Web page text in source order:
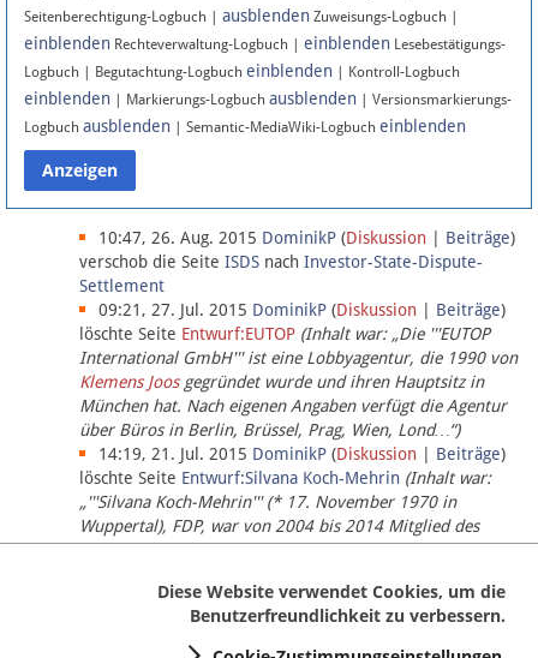
Instagram
Anmelden
Datenschutz
Über Lobbypedia
Impressum
Seitenberechtigung-Logbuch | ausblenden Zuweisungs-Logbuch |
einblenden Rechteverwaltung-Logbuch | einblenden Lesebestätigungs-
Logbuch | Begutachtung-Logbuch einblenden | Kontroll-Logbuch
einblenden | Markierungs-Logbuch ausblenden | Versionsmarkierungs-
Logbuch ausblenden | Semantic-MediaWiki-Logbuch einblenden
10:47, 26. Aug. 2015 DominikP (Diskussion Beiträge)
verschob die Seite ISDS nach Investor-State-Dispute-
Settlement
09:21, 27. Jul. 2015 DominikP (Diskussion Beiträge)
löschte Seite Entwurf:EUTOP (Inhalt war: „Die '''EUTOP
International GmbH''' ist eine Lobbyagentur, die 1990 von
Klemens Joosgegründet wurde und ihren Hauptsitz in
München hat. Nach eigenen Angaben verfügt die Agentur
über Büros in Berlin, Brüssel, Prag, Wien, Lond…“)
14:19, 21. Jul. 2015 DominikP (Diskussion Beiträge)
löschte Seite Entwurf:Silvana Koch-Mehrin (Inhalt war:
„'''Silvana Koch-Mehrin''' (* 17. November 1970 in
Wuppertal), FDP, war von 2004 bis 2014 Mitglied des
Europäischen Parlaments, seit November 2014 ist sie für
Diese Website verwendet Cookies, um die
Benutzerfreundlichkeit zu verbessern.